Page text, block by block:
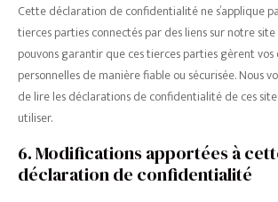
Cette déclaration de confidentialité ne s’applique
tierces parties connectés par des liens sur notre site
pouvons garantir que ces tierces parties gèrent vos
personnelles de manière fiable ou sécurisée. Nous
de lire les déclarations de confidentialité de ces
utiliser.
6. Modifications apportées à
déclaration de confidentialité